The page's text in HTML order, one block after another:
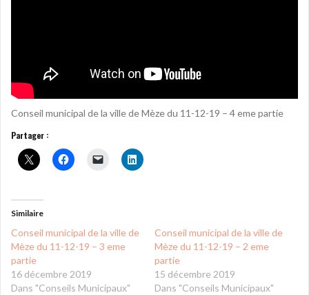
Conseil municipal de la ville de Mèze du 11-12-19 – 4 eme partie
Partager :
Similaire
Conseil municipal de la ville de
Mèze du 11-12-19 – 3 eme
partie
16 décembre 2019
Dans "Conseils Municipaux"
Conseil municipal de la ville de
Mèze du 11-12-19 – 2 eme
partie
15 décembre 2019
Dans "Conseils Municipaux"